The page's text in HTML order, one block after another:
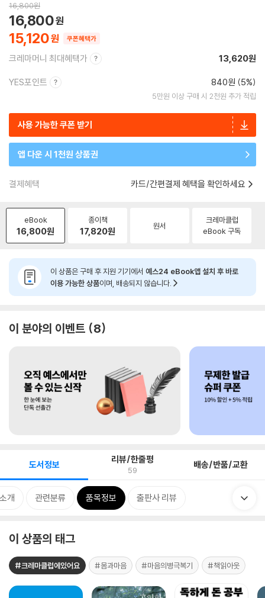
16,800원
15,120
16,800
쿠폰혜택가
크레마머니 최대혜택가 13,620원
YES포인트 840원 (5%)
5만원 이상 구매 시 2천원 추가 적립
사용 가능한 쿠폰 받기
앱 다운 시 1천원 상품권
결제혜택 카드/간편결제 혜택을 확인하세요
eBook
16,800원
종이책
17,820원 원서
크레마클럽
eBook 구독
이 상품은 구매 후 지원 기기에서 예스24 eBook앱 설치 후 바로
이용 가능한 상품이며, 배송되지 않습니다.
이 분야의 이벤트 8
도서정보 리뷰/한줄평
59 배송/반품/교환
개 관련분류 품목정보 출판사 리뷰
이 상품의 태그
#크레마클럽에있어요 #몸과마음 #마음의병극복기 #책읽아웃